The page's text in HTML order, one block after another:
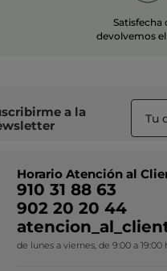
Satisfecha
devolvemos
a la
Horario Atención al
910 31 88 63
902 20 20 44
de lunes a viernes, de 9:00 a 19:00